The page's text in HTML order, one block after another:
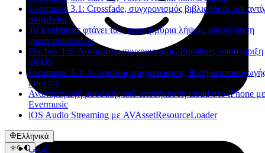
Evermusic 3.1: Crossfade, συγχρονισμός βιβλιοθήκης και
ασφαλείας
Το Evermusic φτάνει τα 3 εκατομμύρια λήψεις: επισκόπηση
χαρακτηριστικών
Flacbox 1.6: Αυτόματος συγχρονισμός, Equalizer, υποστήριξη
OPUS
Evermusic 2.3: Αυτόματος συγχρονισμός, θέση
ετικέτες
Αναπαραγωγή μουσικής από αποθήκευση cloud στο iPhone
Evermusic
iOS Audio Streaming με AVAssetResourceLoader
Ελληνικά
عربي